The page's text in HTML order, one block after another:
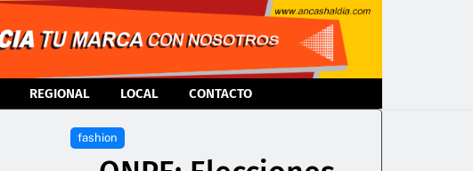
REGIONAL LOCAL CONTACTO
fashion